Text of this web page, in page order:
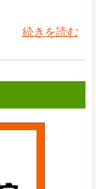
続きを読む